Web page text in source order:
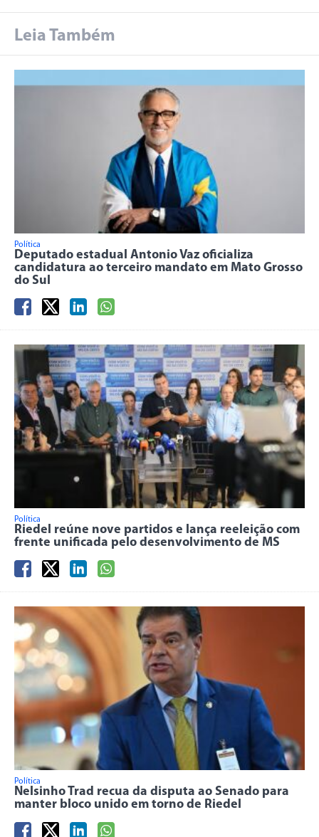
Leia Também
Política
Deputado estadual Antonio Vaz oficializa
candidatura ao terceiro mandato em Mato Grosso
do Sul
Política
Riedel reúne nove partidos e lança reeleição com
frente unificada pelo desenvolvimento de MS
Política
Nelsinho Trad recua da disputa ao Senado para
manter bloco unido em torno de Riedel